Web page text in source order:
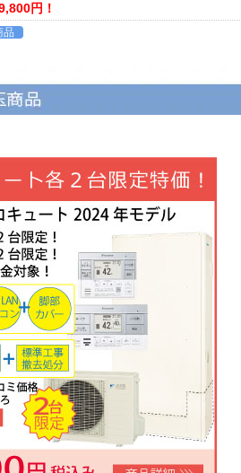
円！
品
ペーン
。キャンペーン期間：2026年6月1日～12
ームエアコン霧ヶ峰GVシリーズ10畳用
せ
マ製品の値上げに伴う価格改定について
品
「N3WV6M」工事費コミコミ特価！今
、なくなり次第終了となります。
ふろ給湯器台数限定大特価！20号オー
工事保証付コミコミ価格136,800円～